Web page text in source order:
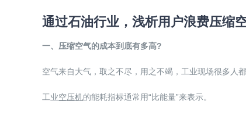
通过石油行业，浅析用户浪费压缩
一、压缩空气的成本到底有多高?
空气来自大气，取之不尽，用之不竭，工业现场很多人
工业空压机的能耗指标通常用“比能量”来表示。